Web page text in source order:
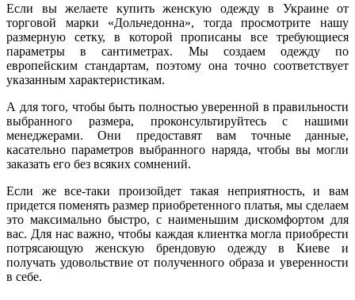
Если вы желаете купить женскую одежду в Украине от
торговой марки «Дольчедонна», тогда просмотрите нашу
размерную сетку, в которой прописаны все требующиеся
параметры в сантиметрах. Мы создаем одежду по
европейским стандартам, поэтому она точно соответствует
указанным характеристикам.
А для того, чтобы быть полностью уверенной в правильности
выбранного размера, проконсультируйтесь с нашими
менеджерами. Они предоставят вам точные данные,
касательно параметров выбранного наряда, чтобы вы могли
заказать его без всяких сомнений.
Если же все-таки произойдет такая неприятность, и вам
придется поменять размер приобретенного платья, мы сделаем
это максимально быстро, с наименьшим дискомфортом для
вас. Для нас важно, чтобы каждая клиентка могла приобрести
потрясающую женскую брендовую одежду в Киеве и
получать удовольствие от полученного образа и уверенности
в себе.